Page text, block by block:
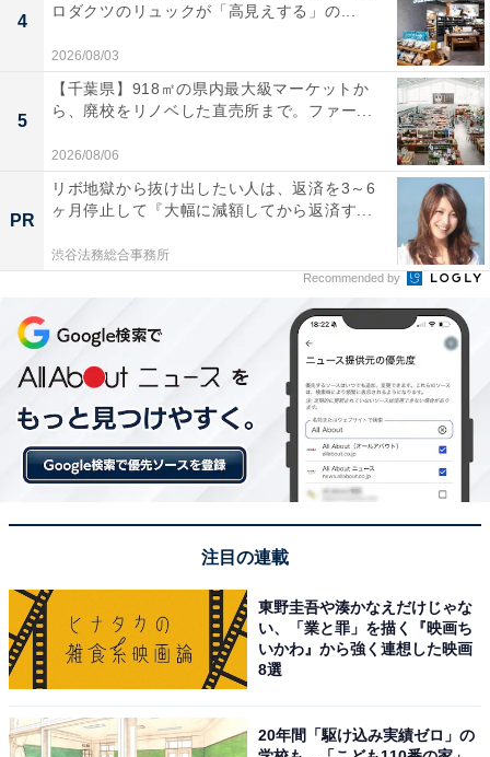
4
ロダクツのリュックが「高見えする」の...
2026/08/03
5
【千葉県】918㎡の県内最大級マーケットか
ら、廃校をリノベした直売所まで。ファー...
2026/08/06
PR
リボ地獄から抜け出したい人は、返済を3～6
ヶ月停止して『大幅に減額してから返済す...
渋谷法務総合事務所
Recommended by
注目の連載
東野圭吾や湊かなえだけじゃな
い、「業と罪」を描く『映画ち
いかわ』から強く連想した映画
8選
20年間「駆け込み実績ゼロ」の